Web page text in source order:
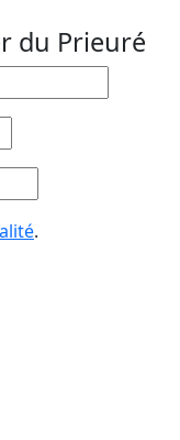
du Prieuré
.